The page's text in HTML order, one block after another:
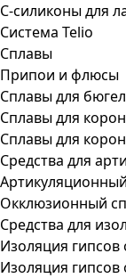
С-силиконы для
Система Telio
Сплавы
Припои и флюсы
Сплавы для
Сплавы для
Сплавы для
Средства для
Окклюзионный
Средства для
Изоляция гипсов
Изоляция гипсов